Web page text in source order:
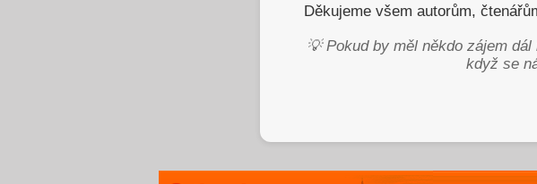
Děkujeme všem autorům,
💡 Pokud by měl někdo zájem
když se